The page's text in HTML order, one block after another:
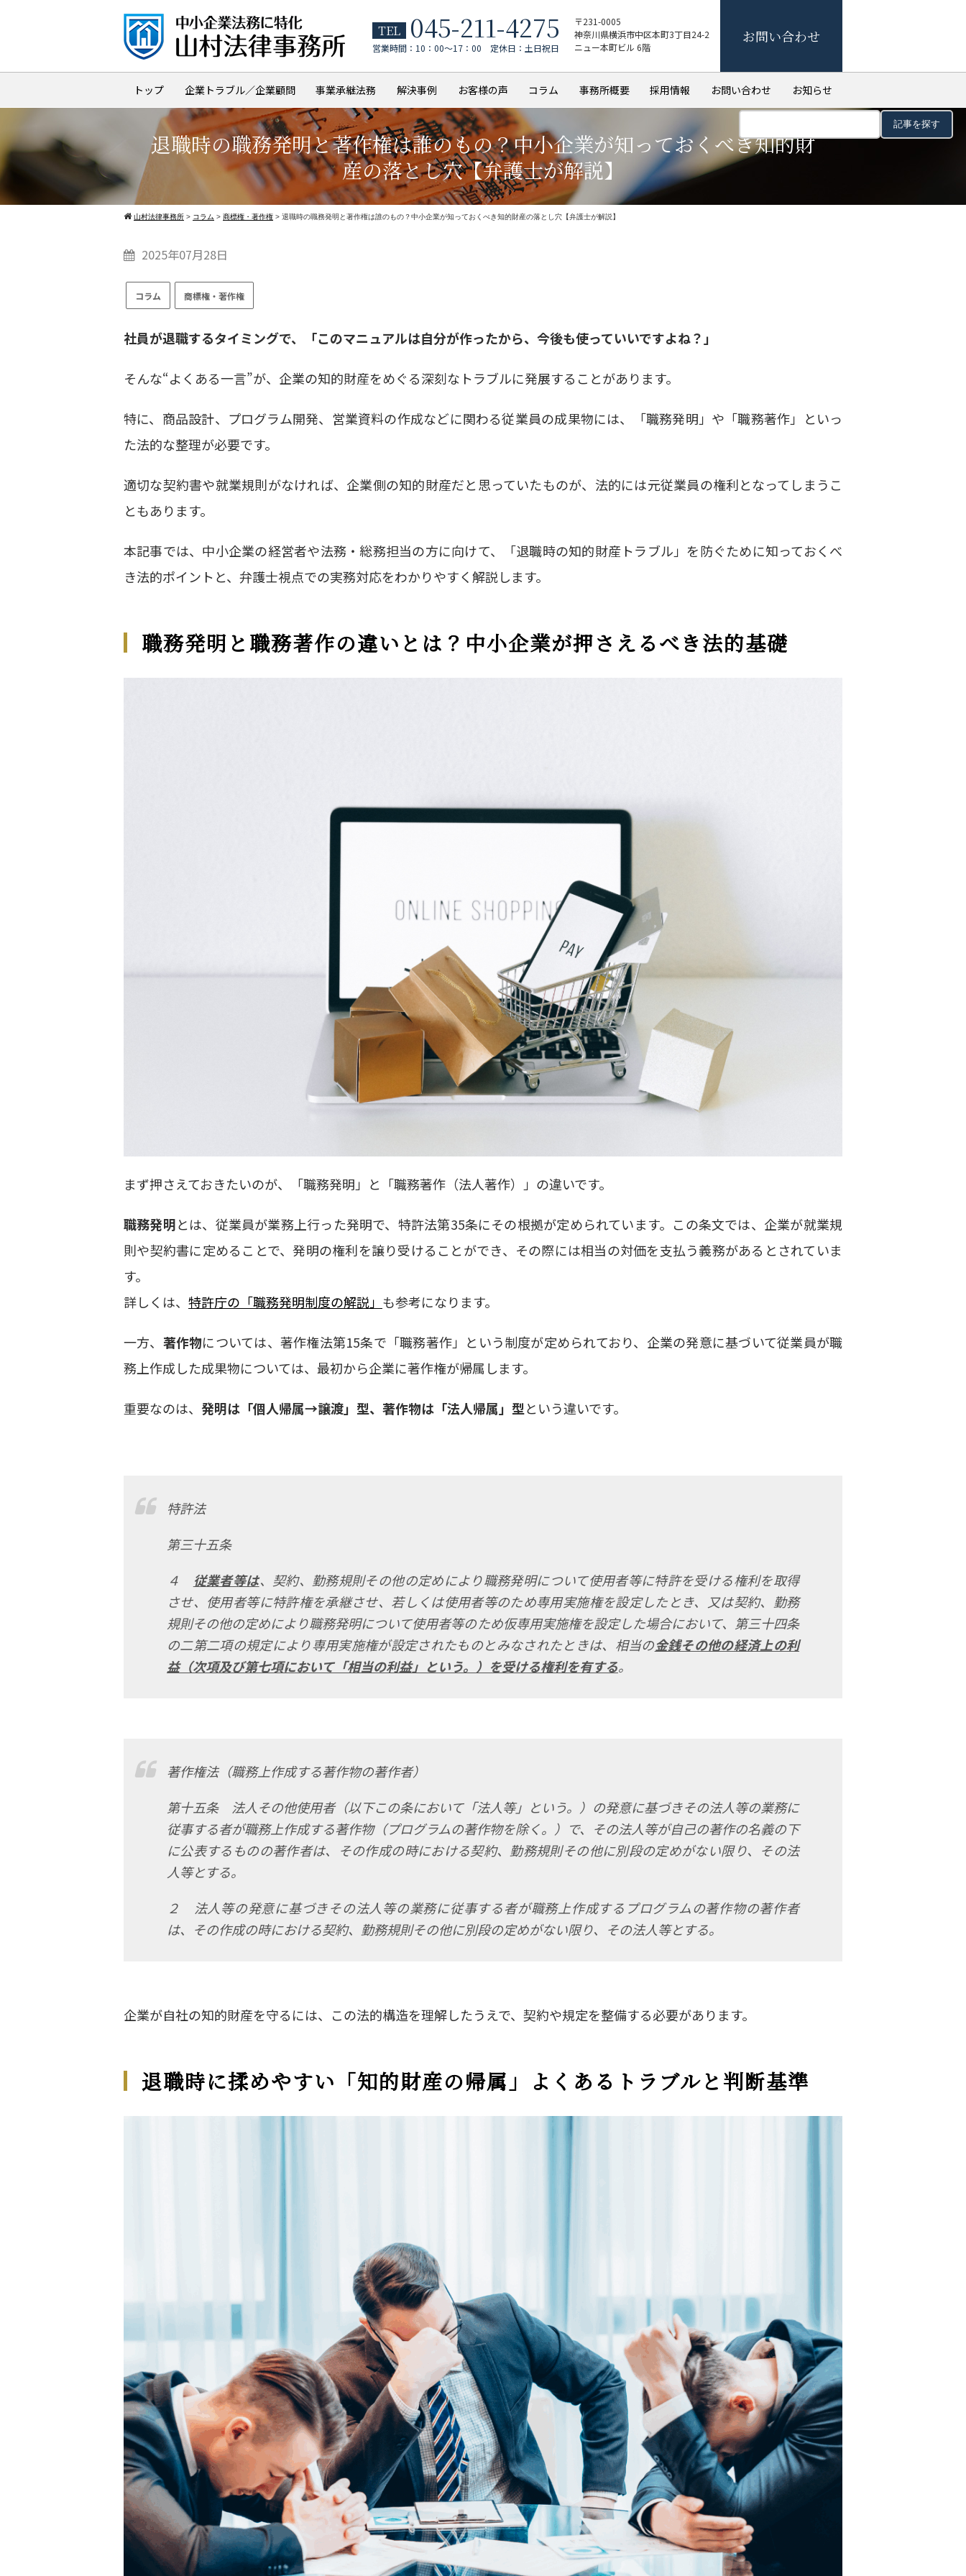
TEL 045-211-4275
営業時間：10：00～17：00 定休日：土日祝日
〒231-0005
神奈川県横浜市中区本町3丁目24-2
ニュー本町ビル 6階
お問い合わせ
トップ 企業トラブル／企業顧問 事業承継法務 解決事例 お客様の声 コラム 事務所概要 採用情報 お問い合わせ お知らせ
退職時の職務発明と著作権は誰のもの？中小企業が知っておくべき知的財
産の落とし穴【弁護士が解説】
山村法律事務所 > コラム > 商標権・著作権 > 退職時の職務発明と著作権は誰のもの？中小企業が知っておくべき知的財産の落とし穴【弁護士が解説】
2025年07月28日
コラム 商標権・著作権
社員が退職するタイミングで、「このマニュアルは自分が作ったから、今後も使っていいですよね？」
そんな“よくある一言”が、企業の知的財産をめぐる深刻なトラブルに発展することがあります。
特に、商品設計、プログラム開発、営業資料の作成などに関わる従業員の成果物には、「職務発明」や「職務著作」といっ
た法的な整理が必要です。
適切な契約書や就業規則がなければ、企業側の知的財産だと思っていたものが、法的には元従業員の権利となってしまうこ
ともあります。
本記事では、中小企業の経営者や法務・総務担当の方に向けて、「退職時の知的財産トラブル」を防ぐために知っておくべ
き法的ポイントと、弁護士視点での実務対応をわかりやすく解説します。
職務発明と職務著作の違いとは？中小企業が押さえるべき法的基礎
まず押さえておきたいのが、「職務発明」と「職務著作（法人著作）」の違いです。
職務発明とは、従業員が業務上行った発明で、 特許法第35条にその根拠が定められています。この条文では、企業が就業規
則や契約書に定めることで、発明の権利を譲り受けることができ、その際には相当の対価を支払う義務があるとされていま
す。
詳しくは、 特許庁の「職務発明制度の解説」 も参考になります。
一方、 著作物については、 著作権法第15条で「職務著作」という制度が定められており、企業の発意に基づいて従業員が職
務上作成した成果物については、最初から企業に著作権が帰属します。
重要なのは、 発明は「個人帰属→譲渡」型、著作物は「法人帰属」型という違いです。
特許法
第三十五条
４ 従業者等は、契約、勤務規則その他の定めにより職務発明について使用者等に特許を受ける権利を取得
させ、使用者等に特許権を承継させ、若しくは使用者等のため専用実施権を設定したとき、又は契約、勤務
規則その他の定めにより職務発明について使用者等のため仮専用実施権を設定した場合において、第三十四条
の二第二項の規定により専用実施権が設定されたものとみなされたときは、相当の金銭その他の経済上の利
益（次項及び第七項において「相当の利益」という。）を受ける権利を有する。
著作権法（職務上作成する著作物の著作者）
第十五条 法人その他使用者（以下この条において「法人等」という。）の発意に基づきその法人等の業務に
従事する者が職務上作成する著作物（プログラムの著作物を除く。）で、その法人等が自己の著作の名義の下
に公表するものの著作者は、その作成の時における契約、勤務規則その他に別段の定めがない限り、その法
人等とする。
２ 法人等の発意に基づきその法人等の業務に従事する者が職務上作成するプログラムの著作物の著作者
は、その作成の時における契約、勤務規則その他に別段の定めがない限り、その法人等とする。
企業が自社の知的財産を守るには、この法的構造を理解したうえで、契約や規定を整備する必要があります。
退職時に揉めやすい「知的財産の帰属」よくあるトラブルと判断基準
検